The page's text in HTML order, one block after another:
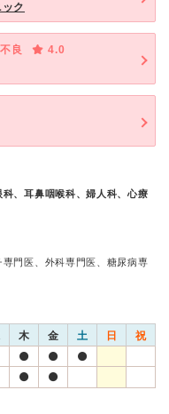
ク
良
4.0
、耳鼻咽喉科、婦人科、心療
門医、外科専門医、糖尿病専
木 金 土 日 祝